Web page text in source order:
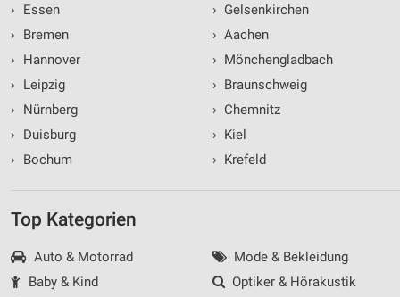
›
Essen
›
Bremen
›
Hannover
›
Leipzig
›
Nürnberg
›
Duisburg
›
Bochum
› Gelsenkirchen
› Aachen
› Mönchengladbach
› Braunschweig
› Chemnitz
› Kiel
› Krefeld
Top Kategorien
Auto & Motorrad
Baby & Kind
Mode & Bekleidung
Optiker & Hörakustik